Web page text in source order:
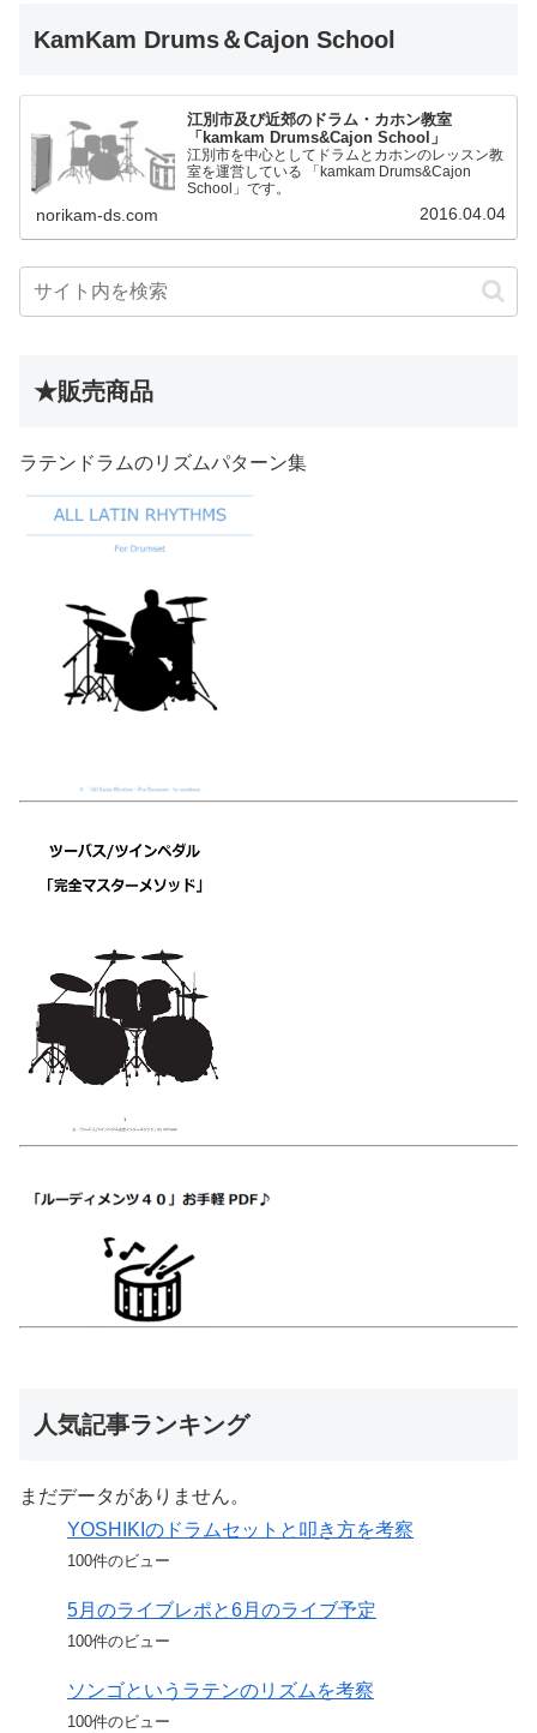
KamKam Drums＆Cajon School
江別市及び近郊のドラム・カホン教室
「kamkam Drums&Cajon School」
江別市を中心としてドラムとカホンのレッスン教
室を運営している 「kamkam Drums&Cajon
School」です。
norikam-ds.com 2016.04.04
★販売商品
ラテンドラムのリズムパターン集
人気記事ランキング
まだデータがありません。
YOSHIKIのドラムセットと叩き方を考察
100件のビュー
5月のライブレポと6月のライブ予定
100件のビュー
ソンゴというラテンのリズムを考察
100件のビュー